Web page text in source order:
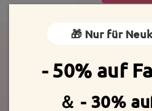
🎁 Nur für
- 50% auf
＆ - 30%